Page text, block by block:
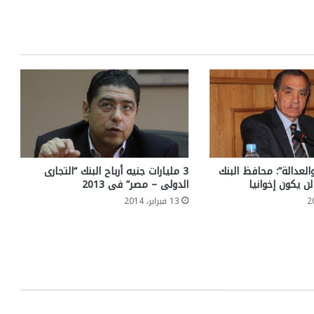
محافظ البنك
يكون إخوانيا
3 مليارات جنيه أرباح البنك “التجارى
الدولى – مصر” فى 2013
13 فبراير، 2014